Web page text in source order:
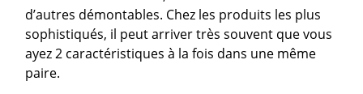
d’autres démontables. Chez les produits les plus
sophistiqués, il peut arriver très souvent que vous
ayez 2 caractéristiques à la fois dans une même
paire.